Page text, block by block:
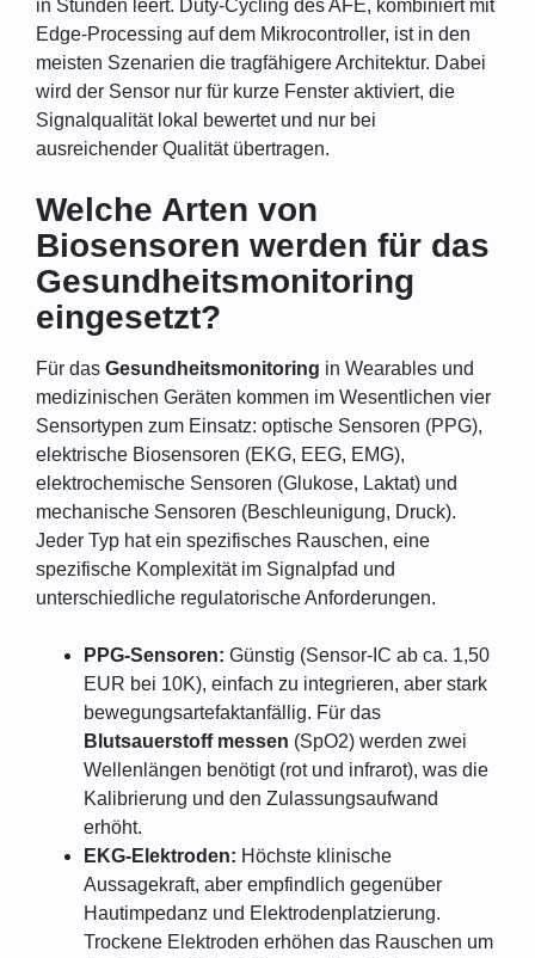
in Stunden leert. Duty-Cycling des AFE, kombiniert mit
Edge-Processing auf dem Mikrocontroller, ist in den
meisten Szenarien die tragfähigere Architektur. Dabei
wird der Sensor nur für kurze Fenster aktiviert, die
Signalqualität lokal bewertet und nur bei
ausreichender Qualität übertragen.
Welche Arten von
Biosensoren werden für das
Gesundheitsmonitoring
eingesetzt?
Für das Gesundheitsmonitoring in Wearables und
medizinischen Geräten kommen im Wesentlichen vier
Sensortypen zum Einsatz: optische Sensoren (PPG),
elektrische Biosensoren (EKG, EEG, EMG),
elektrochemische Sensoren (Glukose, Laktat) und
mechanische Sensoren (Beschleunigung, Druck).
Jeder Typ hat ein spezifisches Rauschen, eine
spezifische Komplexität im Signalpfad und
unterschiedliche regulatorische Anforderungen.
PPG-Sensoren: Günstig (Sensor-IC ab ca. 1,50
EUR bei 10K), einfach zu integrieren, aber stark
bewegungsartefaktanfällig. Für das
Blutsauerstoff messen (SpO2) werden zwei
Wellenlängen benötigt (rot und infrarot), was die
Kalibrierung und den Zulassungsaufwand
erhöht.
EKG-Elektroden: Höchste klinische
Aussagekraft, aber empfindlich gegenüber
Hautimpedanz und Elektrodenplatzierung.
Trockene Elektroden erhöhen das Rauschen um